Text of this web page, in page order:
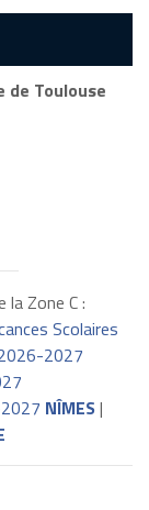
de Toulouse
la Zone C :
Scolaires
2027
NÎMES|